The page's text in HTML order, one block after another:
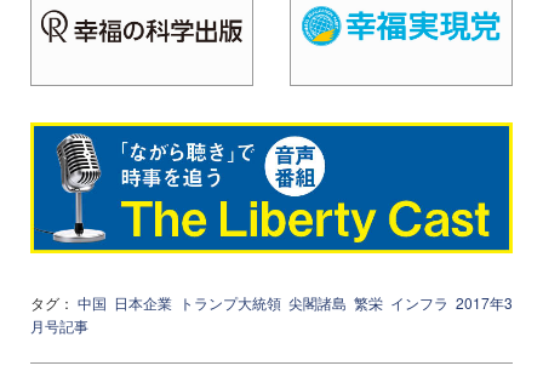
タグ： 中国 日本企業 トランプ大統領 尖閣諸島 繁栄 インフラ 2017年3
月号記事